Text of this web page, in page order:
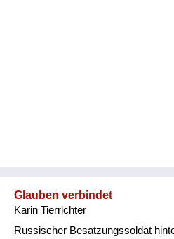
Glauben verbindet
Karin Tierrichter
Russischer Besatzungssoldat